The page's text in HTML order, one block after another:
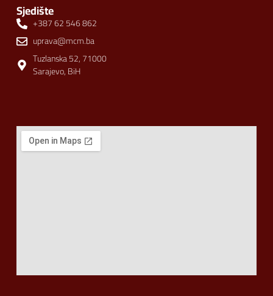
Sjedište
+387 62 546 862
uprava@mcm.ba
Tuzlanska 52, 71000
Sarajevo, BiH